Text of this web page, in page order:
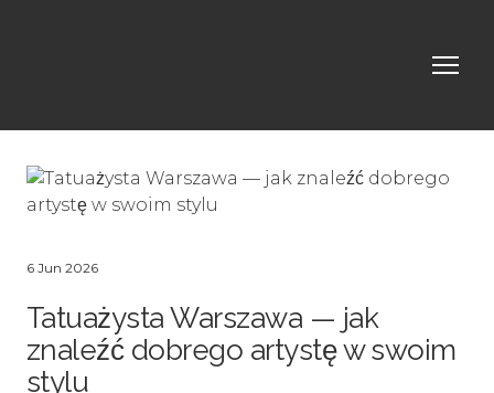
6 Jun 2026
Tatuażysta Warszawa — jak
znaleźć dobrego artystę w swoim
stylu